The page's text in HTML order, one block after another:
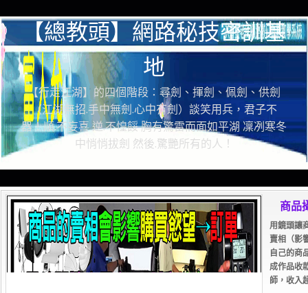
【總教頭】網路秘技密訓基
地
【行走江湖】的四個階段：尋劍、揮劍、佩劍、供劍
（江湖無招.手中無劍.心中有劍）談笑用兵，君子不
器！順.不妄喜 逆.不惶餒 胸有驚雷而面如平湖 凜冽寒冬
中悄悄拔劍 然後.驚艷所有的人！